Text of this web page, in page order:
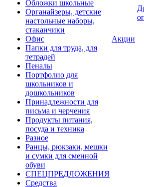
Обложки школьные
Органайзеры, детские
настольные наборы,
стаканчики
Офис
Папки для труда, для
тетрадей
Пеналы
Портфолио для
школьников и
дошкольников
Принадлежности для
письма и черчения
Продукты питания,
посуда и техника
Разное
Ранцы, рюкзаки, мешки
и сумки для сменной
обуви
СПЕЦПРЕДЛОЖЕНИЯ
Средства
Акции